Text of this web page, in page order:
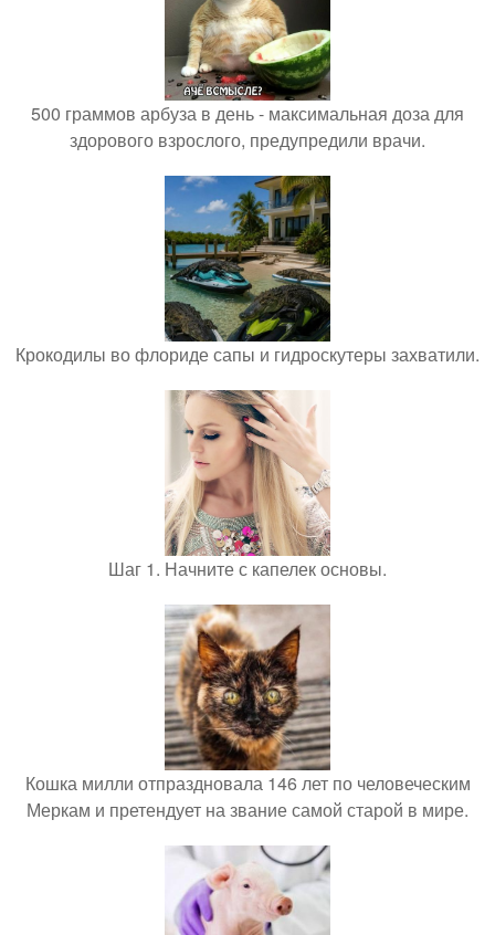
500 граммов арбуза в день - максимальная доза для
здорового взрослого, предупредили врачи.
Крокодилы во флориде сапы и гидроскутеры захватили.
Шаг 1. Начните с капелек основы.
Кошка милли отпраздновала 146 лет по человеческим
Меркам и претендует на звание самой старой в мире.